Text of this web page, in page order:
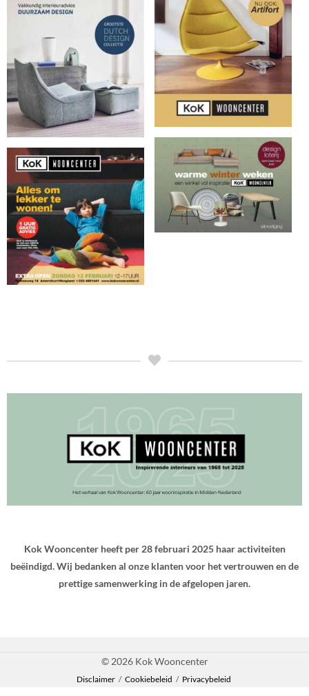
Kok Wooncenter heeft per 28 februari 2025 haar activiteiten
beëindigd. Wij bedanken al onze klanten voor het vertrouwen en de
prettige samenwerking in de afgelopen jaren.
© 2026 Kok Wooncenter
Disclaimer / Cookiebeleid / Privacybeleid